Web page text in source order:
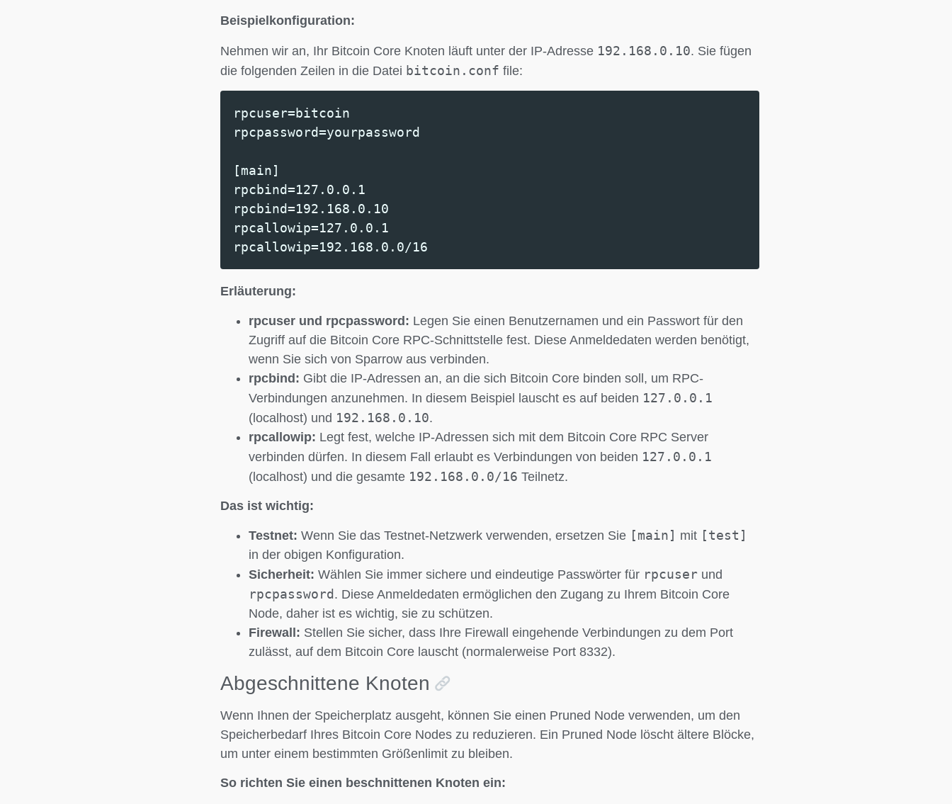
Beispielkonfiguration:
Nehmen wir an, Ihr Bitcoin Core Knoten läuft unter der IP-Adresse 192.168.0.10. Sie fügen
die folgenden Zeilen in die Datei bitcoin.conf file:
rpcuser=bitcoin
rpcpassword=yourpassword
[main]
rpcbind=127.0.0.1
rpcbind=192.168.0.10
rpcallowip=127.0.0.1
rpcallowip=192.168.0.0/16
Erläuterung:
rpcuser und rpcpassword: Legen Sie einen Benutzernamen und ein Passwort für den
Zugriff auf die Bitcoin Core RPC-Schnittstelle fest. Diese Anmeldedaten werden benötigt,
wenn Sie sich von Sparrow aus verbinden.
rpcbind: Gibt die IP-Adressen an, an die sich Bitcoin Core binden soll, um RPC-
Verbindungen anzunehmen. In diesem Beispiel lauscht es auf beiden 127.0.0.1
(localhost) und 192.168.0.10.
rpcallowip: Legt fest, welche IP-Adressen sich mit dem Bitcoin Core RPC Server
verbinden dürfen. In diesem Fall erlaubt es Verbindungen von beiden 127.0.0.1
(localhost) und die gesamte 192.168.0.0/16 Teilnetz.
Das ist wichtig:
Testnet: Wenn Sie das Testnet-Netzwerk verwenden, ersetzen Sie [main] mit [test]
in der obigen Konfiguration.
Sicherheit: Wählen Sie immer sichere und eindeutige Passwörter für rpcuser und
rpcpassword . Diese Anmeldedaten ermöglichen den Zugang zu Ihrem Bitcoin Core
Node, daher ist es wichtig, sie zu schützen.
Firewall: Stellen Sie sicher, dass Ihre Firewall eingehende Verbindungen zu dem Port
zulässt, auf dem Bitcoin Core lauscht (normalerweise Port 8332).
Abgeschnittene Knoten
Wenn Ihnen der Speicherplatz ausgeht, können Sie einen Pruned Node verwenden, um den
Speicherbedarf Ihres Bitcoin Core Nodes zu reduzieren. Ein Pruned Node löscht ältere Blöcke,
um unter einem bestimmten Größenlimit zu bleiben.
So richten Sie einen beschnittenen Knoten ein: